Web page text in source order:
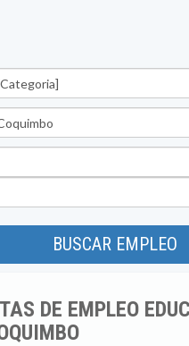
BUSCAR EMPLEO
DE EMPLEO